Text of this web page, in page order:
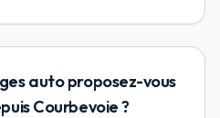
auto proposez-vous
Courbevoie ?